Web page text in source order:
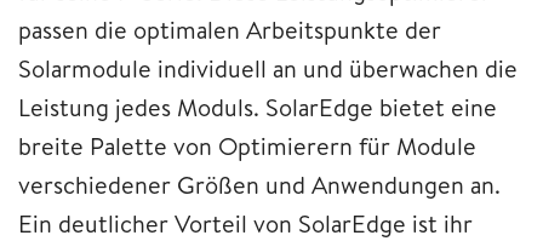
passen die optimalen Arbeitspunkte der
Solarmodule individuell an und überwachen die
Leistung jedes Moduls. SolarEdge bietet eine
breite Palette von Optimierern für Module
verschiedener Größen und Anwendungen an.
Ein deutlicher Vorteil von SolarEdge ist ihr